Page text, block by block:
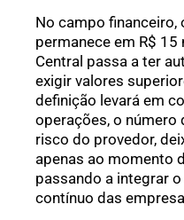
No campo
permanece em R$
Central passa a ter
exigir valores
definição levará em
operações, o número
risco do provedor,
apenas ao momento
passando a integrar
contínuo das